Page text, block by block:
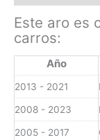
Este aro es
carros:
Año
2013 - 2021
2008 - 2023
2005 - 2017